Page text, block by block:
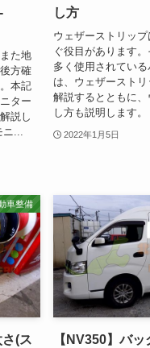
た地
方確
本記
ター
説し
...
し方
ウェザーストリッ
ぐ役目があります
多く使用されてい
は、ウェザースト
解説するとともに
し方も説明します
2022年1月5日
車整備
(ス
【NV350】バ